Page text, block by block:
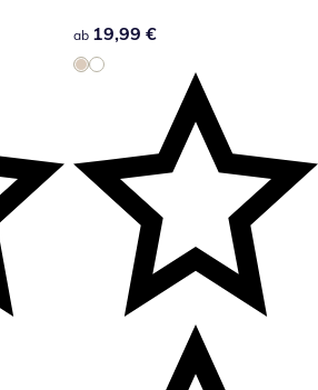
19,99 €
ab 19,99 €